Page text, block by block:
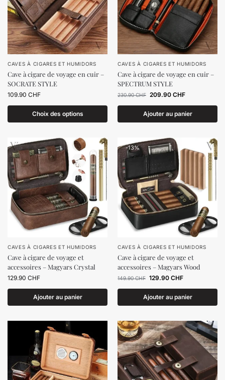
CAVES À CIGARES ET HUMIDORS
Cave à cigare de voyage en cuir –
SOCRATE STYLE
109.90 CHF
Choix des options
CAVES À CIGARES ET HUMIDORS
Cave à cigare de voyage en cuir –
SPECTRUM STYLE
230.90CHF 209.90 CHF
Ajouter au panier
CAVES À CIGARES ET HUMIDORS
Cave à cigare de voyage et
accessoires – Magyars Crystal
129.90 CHF
Ajouter au panier
-13%
CAVES À CIGARES ET HUMIDORS
Cave à cigare de voyage et
accessoires – Magyars Wood
149.90CHF 129.90 CHF
Ajouter au panier